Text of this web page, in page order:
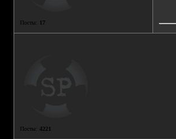
Посты: 17
Посты: 4221